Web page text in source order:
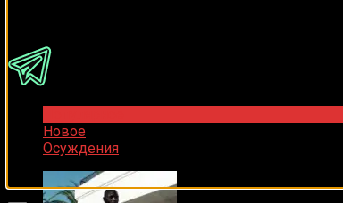
Новое
Осуждения